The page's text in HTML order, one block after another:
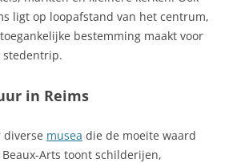
ligt op loopafstand van het centrum,
bestemming maakt voor
stedentrip.
in Reims
diverse musea die de moeite waard
Arts toont schilderijen,